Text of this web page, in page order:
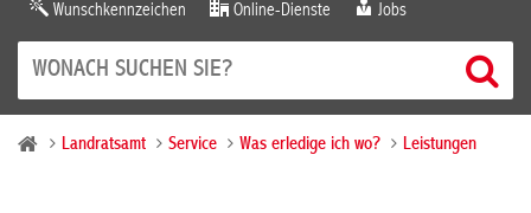
Wunschkennzeichen Online-Dienste Jobs
Landratsamt Service Was erledige ich wo? Leistungen